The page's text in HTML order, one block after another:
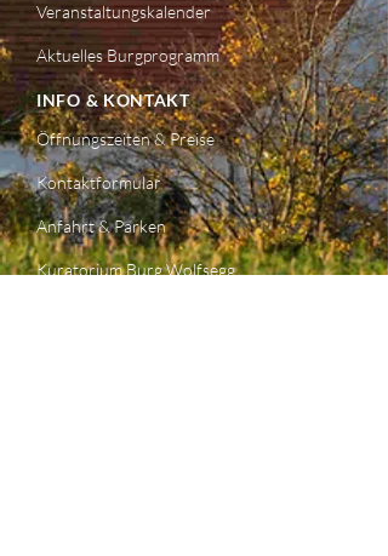
Veranstaltungskalender
Aktuelles Burgprogramm
INFO & KONTAKT
Öffnungszeiten & Preise
Kontaktformular
Anfahrt & Parken
Kuratorium Burg Wolfsegg